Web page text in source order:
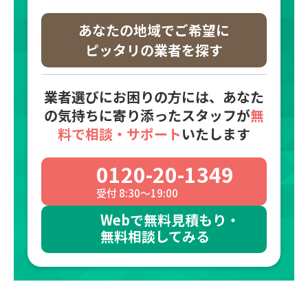
あなたの地域でご希望に
ピッタリの業者を探す
業者選びにお困りの方には、あなた
の気持ちに寄り添ったスタッフが無
料で相談・サポートいたします
0120-20-1349
受付 8:30～19:00
Webで無料見積もり・
無料相談してみる